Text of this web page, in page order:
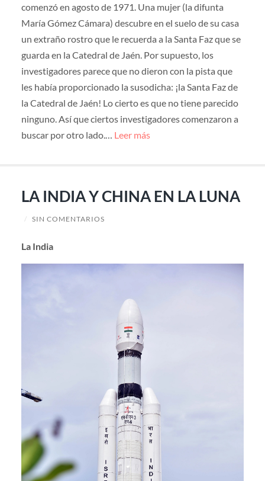
comenzó en agosto de 1971. Una mujer (la difunta
María Gómez Cámara) descubre en el suelo de su casa
un extraño rostro que le recuerda a la Santa Faz que se
guarda en la Catedral de Jaén. Por supuesto, los
investigadores parece que no dieron con la pista que
les había proporcionado la susodicha: ¡la Santa Faz de
la Catedral de Jaén! Lo cierto es que no tiene parecido
ninguno. Así que ciertos investigadores comenzaron a
buscar por otro lado.… Leer más
LA INDIA Y CHINA EN LA LUNA
/ SIN COMENTARIOS
La India